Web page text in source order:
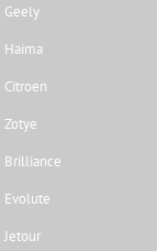
Geely
Haima
Citroen
Zotye
Brilliance
Evolute
Jetour